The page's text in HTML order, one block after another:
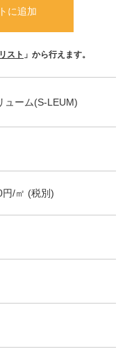
に追加
スト 」から行えます。
ューム(S-LEUM)
円/㎡ (税別)